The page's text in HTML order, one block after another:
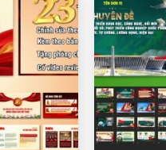
+